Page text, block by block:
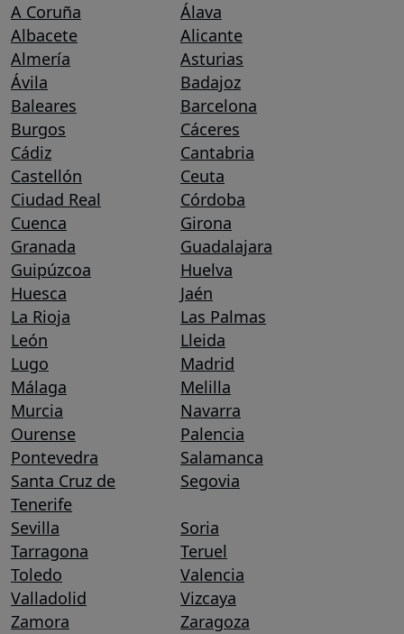
A Coruña
Álava
Albacete
Alicante
Almería
Asturias
Ávila
Badajoz
Baleares
Barcelona
Burgos
Cáceres
Cádiz
Cantabria
Castellón
Ceuta
Ciudad Real
Córdoba
Cuenca
Girona
Granada
Guadalajara
Guipúzcoa
Huelva
Huesca
Jaén
La Rioja
Las Palmas
León
Lleida
Lugo
Madrid
Málaga
Melilla
Murcia
Navarra
Ourense
Palencia
Pontevedra
Salamanca
Santa Cruz de
Tenerife
Segovia
Sevilla
Soria
Tarragona
Teruel
Toledo
Valencia
Valladolid
Vizcaya
Zamora
Zaragoza